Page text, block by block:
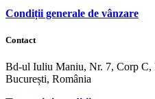
Condiții generale de vânzare
Contact
Bd-ul Iuliu Maniu, Nr. 7, Corp C,
București, România